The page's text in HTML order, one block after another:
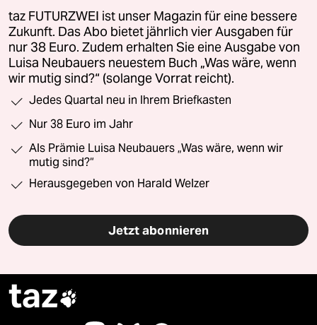
taz FUTURZWEI ist unser Magazin für eine bessere
Zukunft. Das Abo bietet jährlich vier Ausgaben für
nur 38 Euro. Zudem erhalten Sie eine Ausgabe von
Luisa Neubauers neuestem Buch „Was wäre, wenn
wir mutig sind?“ (solange Vorrat reicht).
Jedes Quartal neu in Ihrem Briefkasten
Nur 38 Euro im Jahr
Als Prämie Luisa Neubauers „Was wäre, wenn wir
mutig sind?“
Herausgegeben von Harald Welzer
Jetzt abonnieren
taz